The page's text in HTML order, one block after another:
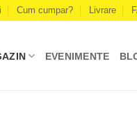
Cum cumpar? Livrare
EVENIMENTE